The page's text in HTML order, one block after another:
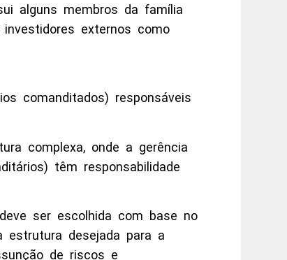
alguns membros da família
externos como
comanditados) responsáveis
complexa, onde a gerência
têm responsabilidade
ser escolhida com base no
estrutura desejada para a
de riscos e